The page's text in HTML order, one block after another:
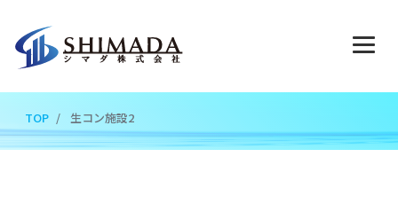
TOP 生コン施設2